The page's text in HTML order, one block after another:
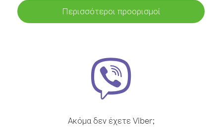
Περισσότεροι προορισμοί
Ακόμα δεν έχετε Viber;